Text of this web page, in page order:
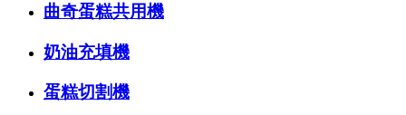
曲奇蛋糕共用機
奶油充填機
蛋糕切割機